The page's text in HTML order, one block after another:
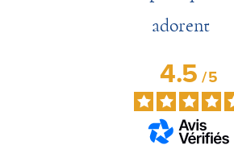
adorent
4.5/5